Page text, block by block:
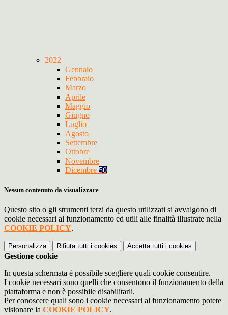
2022
Gennaio
Febbraio
Marzo
Aprile
Maggio
Giugno
Luglio
Agosto
Settembre
Ottobre
Novembre
Dicembre 50
Nessun contenuto da visualizzare
Questo sito o gli strumenti terzi da questo utilizzati si avvalgono di
cookie necessari al funzionamento ed utili alle finalità illustrate nella
COOKIE POLICY.
Personalizza Rifiuta tutti i cookies Accetta tutti i cookies
Gestione cookie
In questa schermata è possibile scegliere quali cookie consentire.
I cookie necessari sono quelli che consentono il funzionamento della
piattaforma e non è possibile disabilitarli.
Per conoscere quali sono i cookie necessari al funzionamento potete
visionare la COOKIE POLICY.